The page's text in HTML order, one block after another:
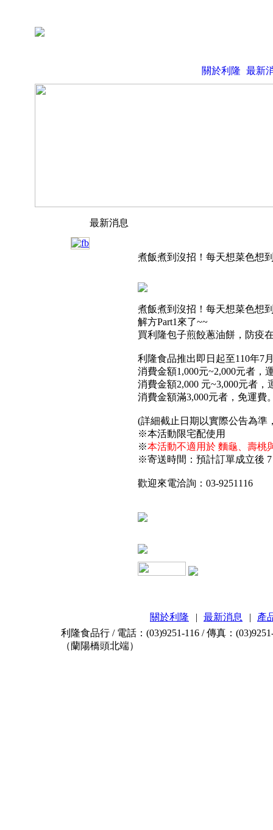
關於利隆 最新
最新消息
煮飯煮到沒招！每天想菜色想
煮飯煮到沒招！每天想菜色想
解方Part1來了~~
買利隆包子煎餃蔥油餅，防疫
利隆食品推出即日起至110年7
消費金額1,000元~2,000元者，
消費金額2,000 元~3,000元者，
消費金額滿3,000元者，免運費
(詳細截止日期以實際公告為
※本活動限宅配使用
※本活動不適用於 麵龜、壽桃
※寄送時間：預計訂單成立後
歡迎來電洽詢：03-9251116
關於利隆 | 最新消息 |
產
利隆食品行 / 電話：(03)9251-116 / 傳真：
（蘭陽橋頭北端）